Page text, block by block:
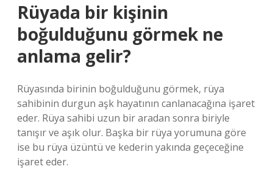
Rüyada bir kişinin
boğulduğunu görmek ne
anlama gelir?
Rüyasında birinin boğulduğunu görmek, rüya
sahibinin durgun aşk hayatının canlanacağına işaret
eder. Rüya sahibi uzun bir aradan sonra biriyle
tanışır ve aşık olur. Başka bir rüya yorumuna göre
ise bu rüya üzüntü ve kederin yakında geçeceğine
işaret eder.